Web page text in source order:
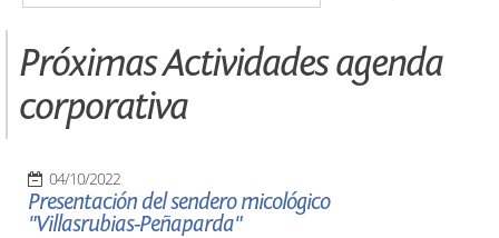
Próximas Actividades agenda
corporativa
04/10/2022
Presentación del sendero micológico
"Villasrubias-Peñaparda"